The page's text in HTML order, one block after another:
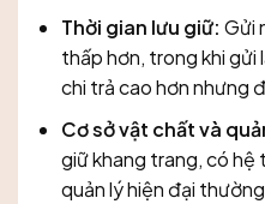
Thời gian lưu giữ: Gửi
thấp hơn, trong khi gửi
chi trả cao hơn nhưng
Cơ sở vật chất và
giữ khang trang, có hệ
quản lý hiện đại